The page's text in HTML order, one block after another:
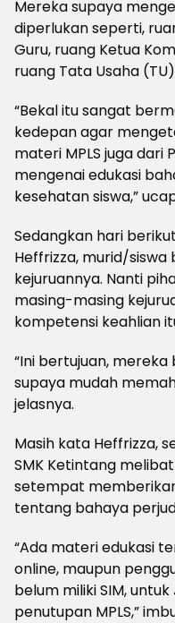
Mereka supaya
diperlukan seperti,
Guru, ruang Ketua
ruang Tata Usaha
“Bekal itu sangat
kedepan agar
materi MPLS juga dari
mengenai edukasi
kesehatan siswa,”
Sedangkan hari
Heffrizza, murid/
kejuruannya. Nanti
masing-masing
kompetensi keahlian
“Ini bertujuan,
supaya mudah
jelasnya.
Masih kata Heffrizza,
SMK Ketintang
setempat
tentang bahaya
“Ada materi edukasi
online, maupun
belum miliki SIM,
penutupan MPLS,”